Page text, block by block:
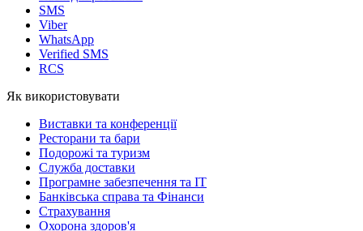
SMS
Viber
WhatsApp
Verified SMS
RCS
Як використовувати
Виставки та конференції
Ресторани та бари
Подорожі та туризм
Служба доставки
Програмне забезпечення та IT
Банківська справа та Фінанси
Страхування
Охорона здоров'я